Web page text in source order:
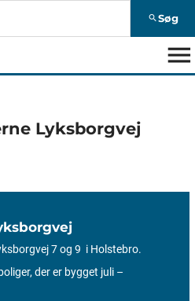
search Søg
menu
Lyksborgvej
7 og 9 i Holstebro.
der er bygget juli –